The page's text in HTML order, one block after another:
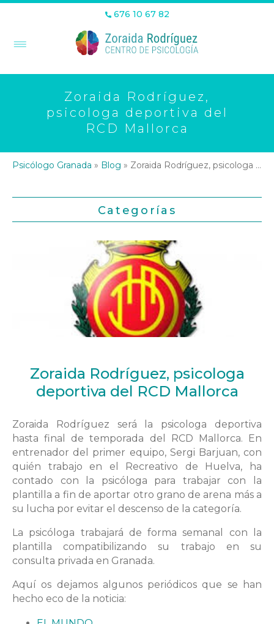
676 10 67 82
Zoraida Rodríguez,
psicologa deportiva del
RCD Mallorca
Psicólogo Granada » Blog » Zoraida Rodríguez, psicologa deportiva del RCD Mallorca
Categorías
Zoraida Rodríguez, psicologa
deportiva del RCD Mallorca
Zoraida Rodríguez será la psicologa deportiva
hasta final de temporada del RCD Mallorca. En
entrenador del primer equipo, Sergi Barjuan, con
quién trabajo en el Recreativo de Huelva, ha
contado con la psicóloga para trabajar con la
plantilla a fin de aportar otro grano de arena más a
su lucha por evitar el descenso de la categoría.
La psicóloga trabajará de forma semanal con la
plantilla compatibilizando su trabajo en su
consulta privada en Granada.
Aquí os dejamos algunos periódicos que se han
hecho eco de la noticia: